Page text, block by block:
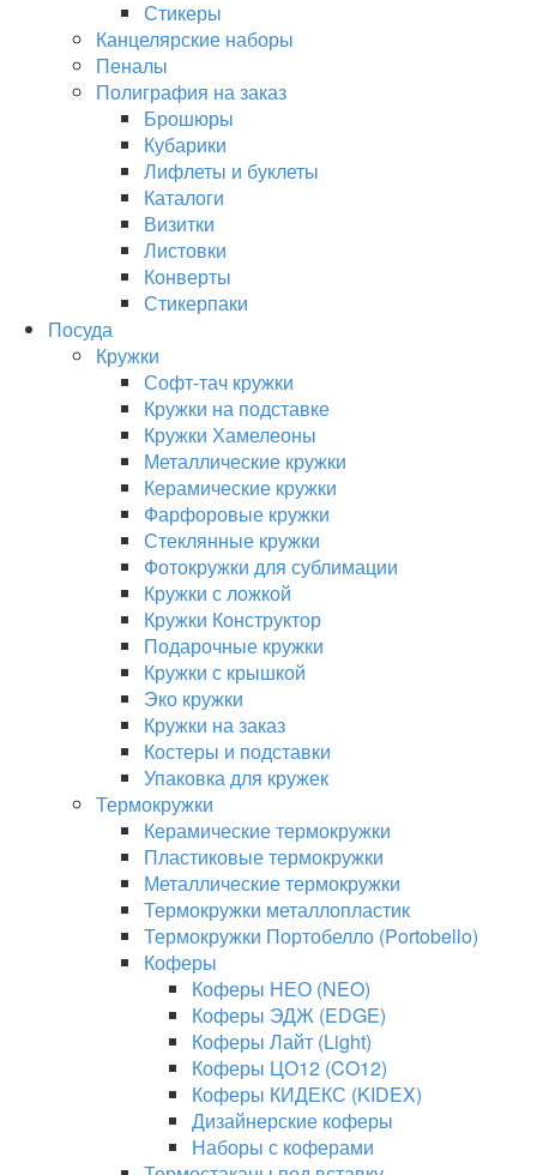
Стикеры
Канцелярские наборы
Пеналы
Полиграфия на заказ
Брошюры
Кубарики
Лифлеты и буклеты
Каталоги
Визитки
Листовки
Конверты
Стикерпаки
Посуда
Кружки
Софт-тач кружки
Кружки на подставке
Кружки Хамелеоны
Металлические кружки
Керамические кружки
Фарфоровые кружки
Стеклянные кружки
Фотокружки для сублимации
Кружки с ложкой
Кружки Конструктор
Подарочные кружки
Кружки с крышкой
Эко кружки
Кружки на заказ
Костеры и подставки
Упаковка для кружек
Термокружки
Керамические термокружки
Пластиковые термокружки
Металлические термокружки
Термокружки металлопластик
Термокружки Портобелло (Portobello)
Коферы
Коферы НЕО (NEO)
Коферы ЭДЖ (EDGE)
Коферы Лайт (Light)
Коферы ЦО12 (CO12)
Коферы КИДЕКС (KIDEX)
Дизайнерские коферы
Наборы с коферами